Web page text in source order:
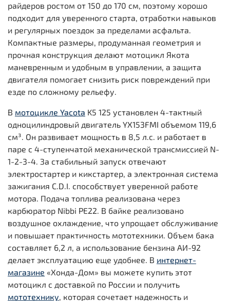
райдеров ростом от 150 до 170 см, поэтому хорошо
подходит для уверенного старта, отработки навыков
и регулярных поездок за пределами асфальта.
Компактные размеры, продуманная геометрия и
прочная конструкция делают мотоцикл Якота
маневренным и удобным в управлении, а защита
двигателя помогает снизить риск повреждений при
езде по сложному рельефу.
В мотоцикле Yacota K5 125 установлен 4-тактный
одноцилиндровый двигатель YX153FMI объемом 119,6
см³. Он развивает мощность в 8,5 л.с. и работает в
паре с 4-ступенчатой механической трансмиссией N-
1-2-3-4. За стабильный запуск отвечают
электростартер и кикстартер, а электронная система
зажигания C.D.I. способствует уверенной работе
мотора. Подача топлива реализована через
карбюратор Nibbi PE22. В байке реализовано
воздушное охлаждение, что упрощает обслуживание
и повышает практичность мототехники. Объем бака
составляет 6,2 л, а использование бензина АИ-92
делает эксплуатацию еще удобнее. В интернет-
магазине «Хонда-Дом» вы можете купить этот
мотоцикл с доставкой по России и получить
мототехнику, которая сочетает надежность и